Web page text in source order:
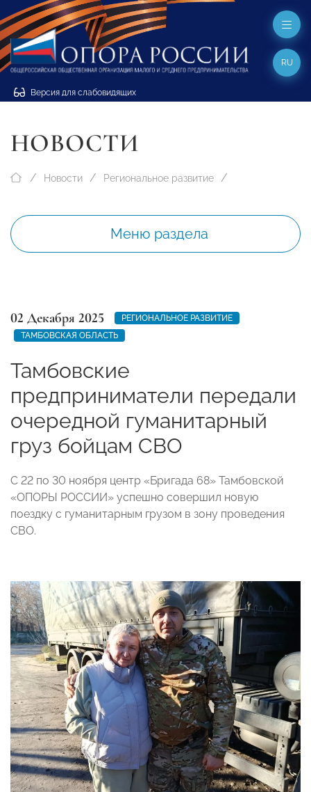
Версия для слабовидящих
RU
НОВОСТИ
Новости Региональное развитие
Меню раздела
02 Декабря 2025
РЕГИОНАЛЬНОЕ РАЗВИТИЕ
ТАМБОВСКАЯ ОБЛАСТЬ
Тамбовские
предприниматели передали
очередной гуманитарный
груз бойцам СВО
С 22 по 30 ноября центр «Бригада 68» Тамбовской
«ОПОРЫ РОССИИ» успешно совершил новую
поездку с гуманитарным грузом в зону проведения
СВО.